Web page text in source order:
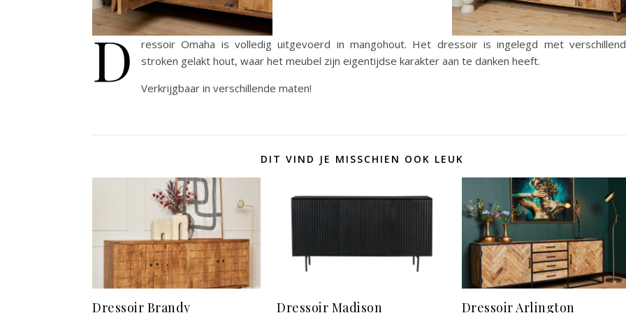
D ressoir Omaha is volledig uitgevoerd in mangohout. Het dressoir is ingelegd met
stroken gelakt hout, waar het meubel zijn eigentijdse karakter aan te danken heeft.
Verkrijgbaar in verschillende maten!
DIT VIND JE MISSCHIEN OOK LEUK
Dressoir Brandy Dressoir Madison Dressoir Arlington